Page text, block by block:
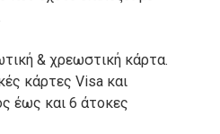
& χρεωστική κάρτα.
κάρτες Visa και
έως και 6 άτοκες